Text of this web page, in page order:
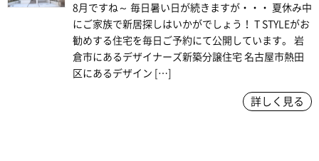
8月ですね～ 毎日暑い日が続きますが・・・ 夏休み中
にご家族で新居探しはいかがでしょう！ T STYLEがお
勧めする住宅を毎日ご予約にて公開しています。 岩
倉市にあるデザイナーズ新築分譲住宅 名古屋市熱田
区にあるデザイン […]
詳しく見る